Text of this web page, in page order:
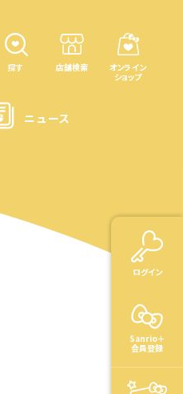
ログイン
Sanrio＋
会員登録
探す 店舗検索
オンライン
ショップ
ニュース